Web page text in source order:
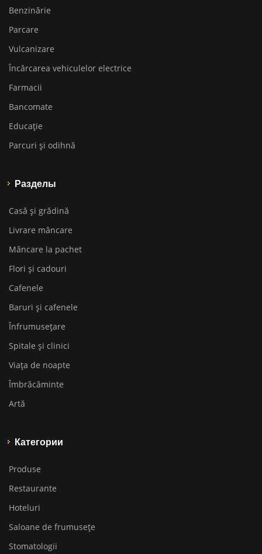
Benzinărie
Parcare
Vulcanizare
Încărcarea vehiculelor electrice
Farmacii
Bancomate
Educaţie
Parcuri și odihnă
Разделы
Casă și grădină
Livrare mâncare
Mâncare la pachet
Flori și cadouri
Cafenele
Baruri și cafenele
Înfrumusețare
Spitale și clinici
Viața de noapte
Îmbrăcăminte
Artă
Категории
Produse
Restaurante
Hoteluri
Saloane de frumusețe
Stomatologii